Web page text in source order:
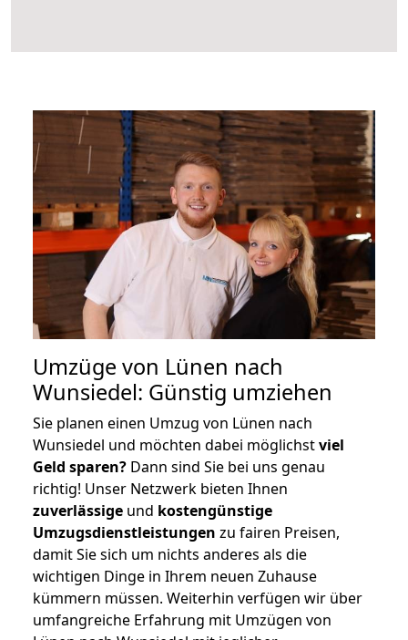
Umzüge von Lünen nach
Wunsiedel: Günstig umziehen
Sie planen einen Umzug von Lünen nach
Wunsiedel und möchten dabei möglichstviel
Geld sparen? Dann sind Sie bei uns genau
richtig! Unser Netzwerk bieten Ihnen
zuverlässige und kostengünstige
Umzugsdienstleistungen zu fairen Preisen,
damit Sie sich um nichts anderes als die
wichtigen Dinge in Ihrem neuen Zuhause
kümmern müssen. Weiterhin verfügen wir über
umfangreiche Erfahrung mit Umzügen von